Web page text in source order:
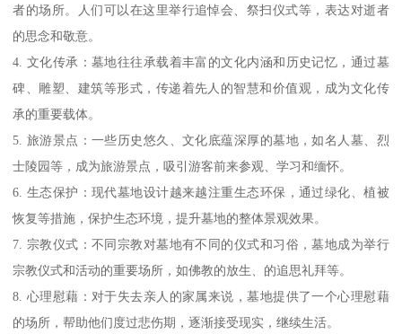
者的场所。人们可以在这里举行追悼会、祭扫仪式等，表达对逝者
的思念和敬意。
4. 文化传承：墓地往往承载着丰富的文化内涵和历史记忆，通过墓
碑、雕塑、建筑等形式，传递着先人的智慧和价值观，成为文化传
承的重要载体。
5. 旅游景点：一些历史悠久、文化底蕴深厚的墓地，如名人墓、烈
士陵园等，成为旅游景点，吸引游客前来参观、学习和缅怀。
6. 生态保护：现代墓地设计越来越注重生态环保，通过绿化、植被
恢复等措施，保护生态环境，提升墓地的整体景观效果。
7. 宗教仪式：不同宗教对墓地有不同的仪式和习俗，墓地成为举行
宗教仪式和活动的重要场所，如佛教的放生、的追思礼拜等。
8. 心理慰藉：对于失去亲人的家属来说，墓地提供了一个心理慰藉
的场所，帮助他们度过悲伤期，逐渐接受现实，继续生活。